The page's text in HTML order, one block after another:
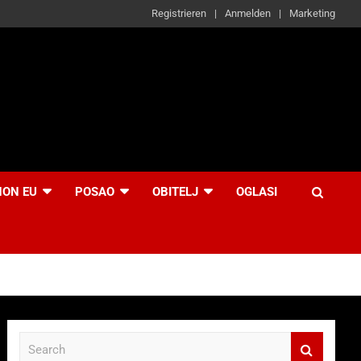
Registrieren Anmelden Marketing
EU POSAO OBITELJ OGLASI